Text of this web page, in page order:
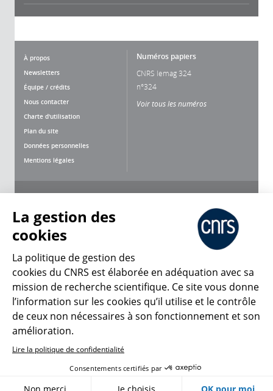
À propos
Newsletters
Équipe / crédits
Nous contacter
Charte d'utilisation
Plan du site
Données personnelles
Mentions légales
Numéros papiers
CNRS lemag 324
n°324
Voir tous les numéros
Nous suivre Partager
CNRS Le Mag
© 2026, CNRS
Créer un compte Se connecter
Gestion des cookies
La gestion des
cookies
La politique de gestion des
cookies du CNRS est élaborée en adéquation avec sa
mission de recherche scientifique. Ce site vous donne
l’information sur les cookies qu’il utilise et le contrôle
de ceux non nécessaires à son fonctionnement et son
amélioration.
Lire la politique de confidentialité
Consentements certifiés par